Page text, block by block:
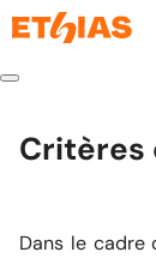
Critères
Dans le cadre